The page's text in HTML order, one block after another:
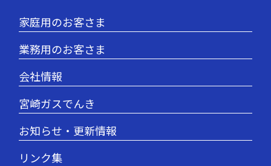
家庭用のお客さま
業務用のお客さま
会社情報
宮崎ガスでんき
お知らせ・更新情報
リンク集